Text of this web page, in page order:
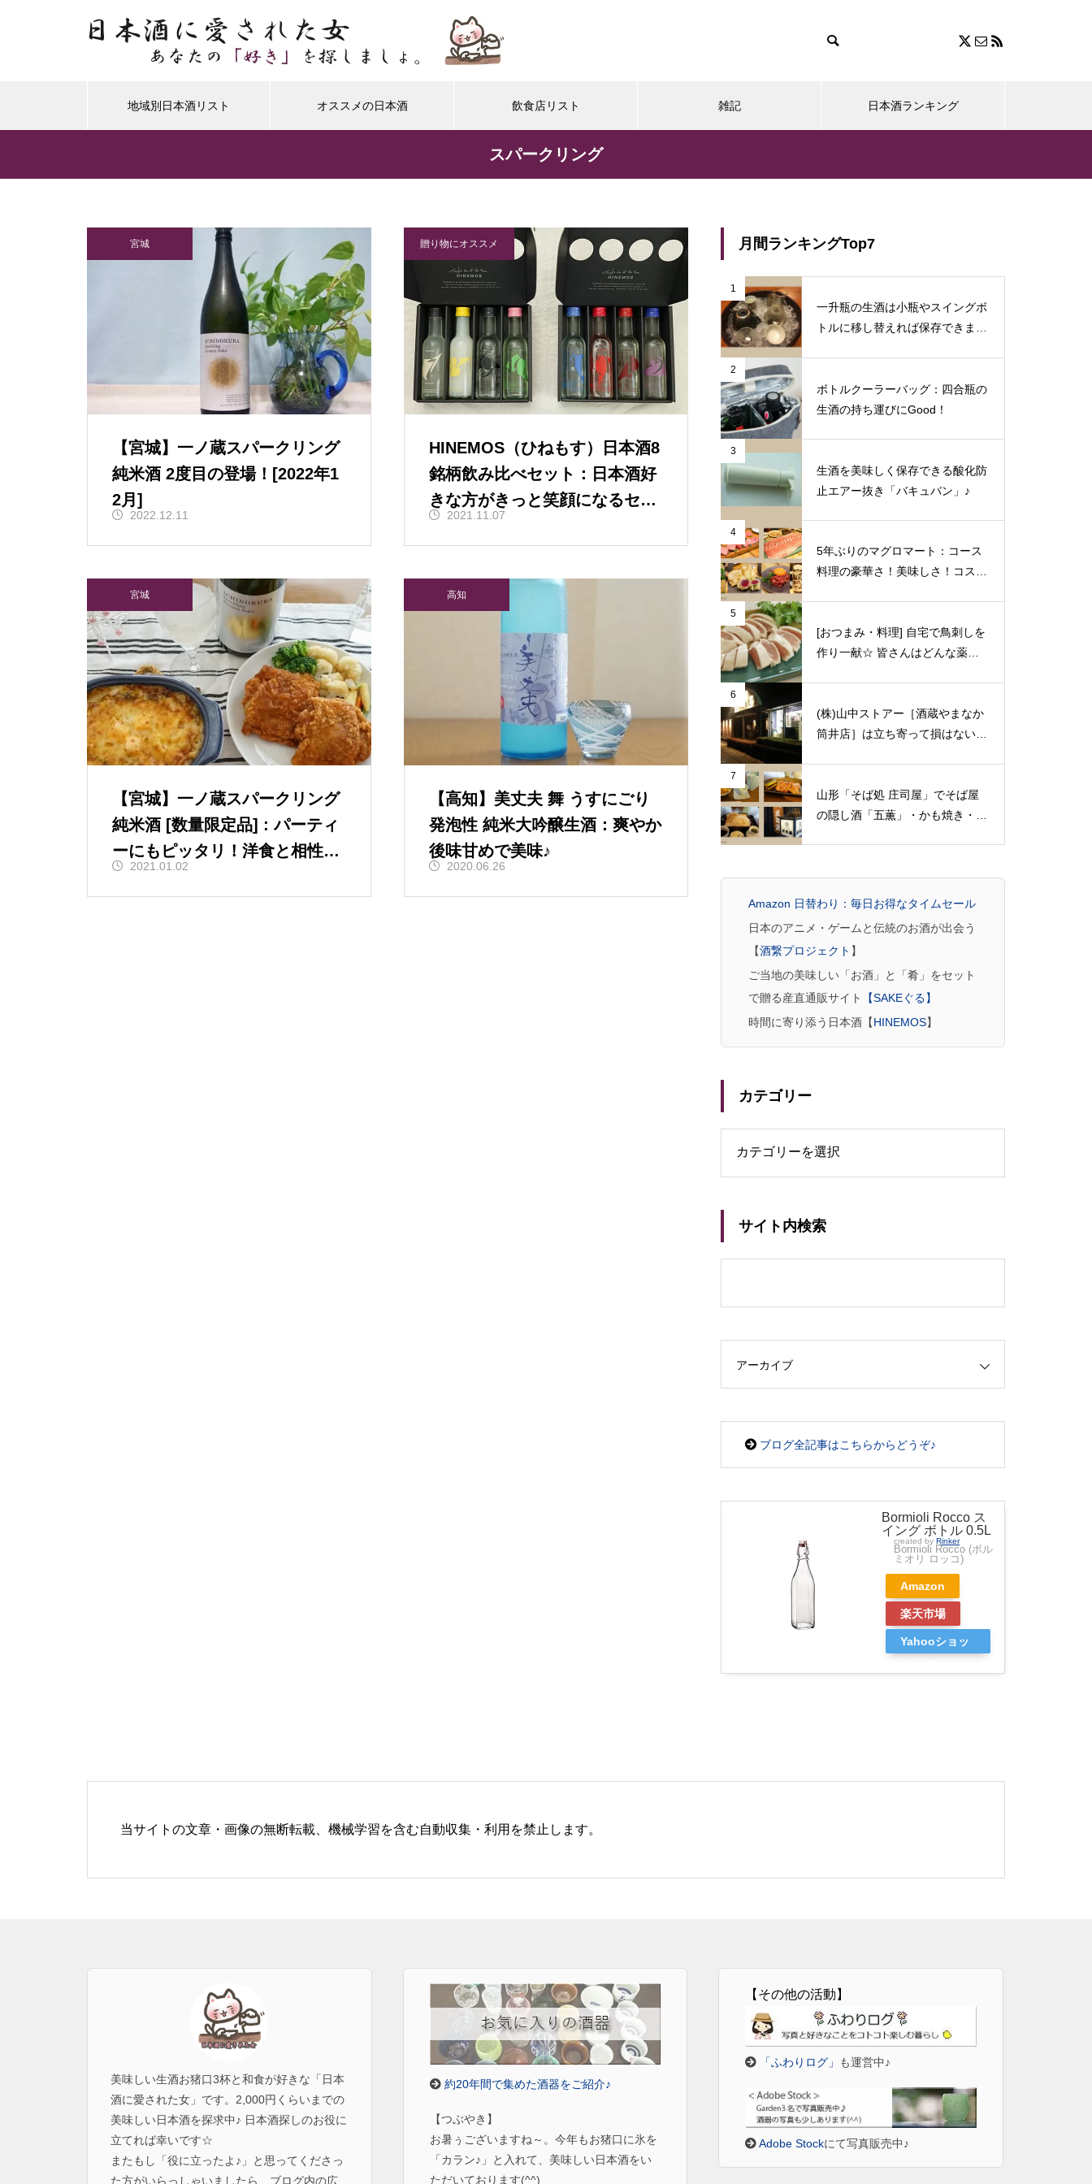
地域別日本酒リスト オススメの日本酒 飲食店リスト 雑記 日本酒ランキング
スパークリング
宮城
【宮城】一ノ蔵スパークリング
純米酒 2度目の登場！[2022年1
2月]
2022.12.11
贈り物にオススメ
HINEMOS（ひねもす）日本酒8
銘柄飲み比べセット：日本酒好
きな方がきっと笑顔になるセッ
ト。自分へのご褒美にも☆
2021.11.07
宮城
【宮城】一ノ蔵スパークリング
純米酒 [数量限定品] : パーティ
ーにもピッタリ！洋食と相性が
良い1本
2021.01.02
高知
【高知】美丈夫 舞 うすにごり
発泡性 純米大吟醸生酒：爽やか
後味甘めで美味♪
2020.06.26
月間ランキングTop7
1
一升瓶の生酒は小瓶やスイングボ
トルに移し替えれば保存できます
2
ボトルクーラーバッグ：四合瓶の
生酒の持ち運びにGood！
3
生酒を美味しく保存できる酸化防
止エアー抜き「バキュバン」♪
4
5年ぶりのマグロマート：コース
料理の豪華さ！美味しさ！コスパ
5
[おつまみ・料理] 自宅で鳥刺しを
作り一献☆ 皆さんはどんな薬味
6
(株)山中ストアー［酒蔵やまなか
筒井店］は立ち寄って損はない素
7
山形「そば処 庄司屋」でそば屋
の隠し酒「五薫」・かも焼き・更
Amazon 日替わり：毎日お得なタイムセール
日本のアニメ・ゲームと伝統のお酒が出会う
【酒繋プロジェクト 】
ご当地の美味しい「お酒」と「肴」をセット
で贈る産直通販サイト
【SAKEぐる】
時間に寄り添う日本酒【HINEMOS】
カテゴリー
サイト内検索
アーカイブ
ブログ全記事はこちらからどうぞ♪
Bormioli Rocco ス
イング ボトル 0.5L
created by Rinker
Bormioli Rocco (ボル
ミオリ ロッコ)
Amazon
楽天市場
Yahooショッ
当サイトの文章・画像の無断転載、機械学習を含む自動収集・利用を禁止します。
美味しい生酒お猪口3杯と和食が好きな「日本
酒に愛された女」です。2,000円くらいまでの
美味しい日本酒を探求中♪ 日本酒探しのお役に
立てれば幸いです☆
またもし「役に立ったよ♪」と思ってくださっ
た方がいらっしゃいましたら、ブログ内の広
約20年間で集めた酒器をご紹介♪
【つぶやき】
お暑ぅございますね～。今年もお猪口に氷を
「カラン♪」と入れて、美味しい日本酒をい
ただいております(^^)
【その他の活動】
「ふわりログ」 も運営中♪
Adobe Stockにて写真販売中♪